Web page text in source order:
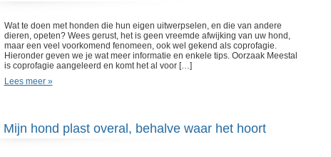
Wat te doen met honden die hun eigen uitwerpselen, en die van andere
dieren, opeten? Wees gerust, het is geen vreemde afwijking van uw hond,
maar een veel voorkomend fenomeen, ook wel gekend als coprofagie.
Hieronder geven we je wat meer informatie en enkele tips. Oorzaak Meestal
is coprofagie aangeleerd en komt het al voor […]
Lees meer »
Mijn hond plast overal, behalve waar het hoort